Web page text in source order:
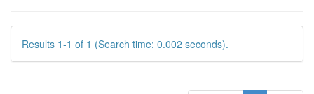
Results 1-1 of 1 (Search time: 0.002 seconds).